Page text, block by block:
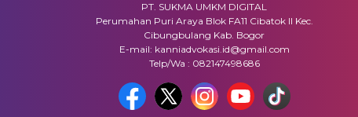
PT. SUKMA UMKM DIGITAL
Perumahan Puri Araya Blok FA11 Cibatok II Kec.
Cibungbulang Kab. Bogor
E-mail: kanniadvokasi.id@gmail.com
Telp/Wa : 082147498686